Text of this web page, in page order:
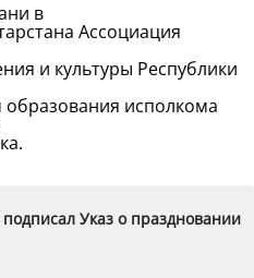
в
Ассоциация
и культуры Республики
исполкома
Указ о праздновании